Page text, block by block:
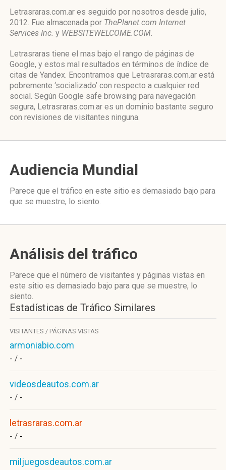
Letrasraras.com.ar es seguido por nosotros desde julio,
2012. Fue almacenada por ThePlanet.com Internet
Services Inc. y WEBSITEWELCOME.COM.
Letrasraras tiene el mas bajo el rango de páginas de
Google, y estos mal resultados en términos de índice de
citas de Yandex. Encontramos que Letrasraras.com.ar está
pobremente ‘socializado’ con respecto a cualquier red
social. Según Google safe browsing para navegación
segura, Letrasraras.com.ar es un dominio bastante seguro
con revisiones de visitantes ninguna.
Audiencia Mundial
Parece que el tráfico en este sitio es demasiado bajo para
que se muestre, lo siento.
Análisis del tráfico
Parece que el número de visitantes y páginas vistas en
este sitio es demasiado bajo para que se muestre, lo
siento.
Estadísticas de Tráfico Similares
VISITANTES / PÁGINAS VISTAS
armoniabio.com
- / -
videosdeautos.com.ar
- / -
letrasraras.com.ar
- / -
miljuegosdeautos.com.ar